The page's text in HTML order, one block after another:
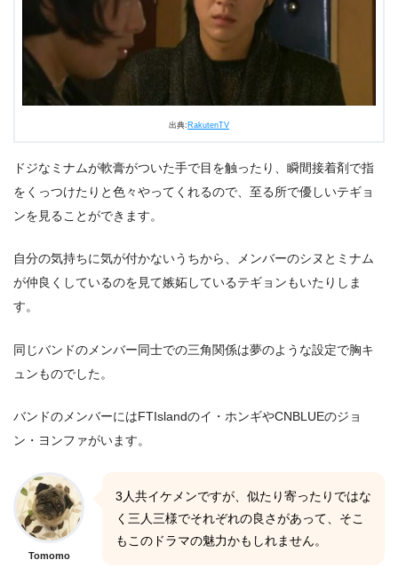
出典: RakutenTV
ドジなミナムが軟膏がついた手で目を触ったり、瞬間接着剤で指
をくっつけたりと色々やってくれるので、至る所で優しいテギョ
ンを見ることができます。
自分の気持ちに気が付かないうちから、メンバーのシヌとミナム
が仲良くしているのを見て嫉妬しているテギョンもいたりしま
す。
同じバンドのメンバー同士での三角関係は夢のような設定で胸キ
ュンものでした。
バンドのメンバーにはFTIslandのイ・ホンギやCNBLUEのジョ
ン・ヨンファがいます。
Tomomo
3人共イケメンですが、似たり寄ったりではな
く三人三様でそれぞれの良さがあって、そこ
もこのドラマの魅力かもしれません。